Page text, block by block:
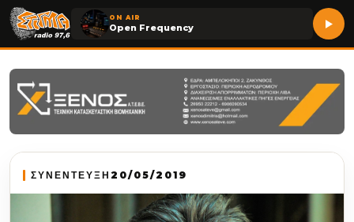
ON AIR
Open Frequency
ΣΥΝΕΝΤΕΥΞΗ 20/05/2019